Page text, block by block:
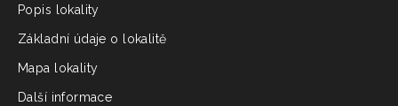
Popis lokality
Základní údaje o lokalitě
Mapa lokality
Další informace